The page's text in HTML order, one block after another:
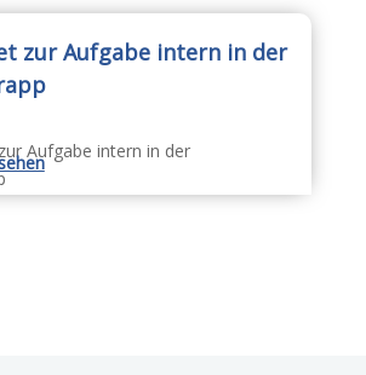
zur Aufgabe intern in der
Aufgabe intern in der